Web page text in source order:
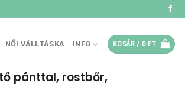
NŐI VÁLLTÁSKA INFO KOSÁR / 0 FT
pánttal, rostbőr,